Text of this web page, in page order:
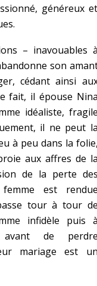
généreux et
– inavouables à
son
cédant ainsi
fait, il épouse Nina
idéaliste, fragile
il ne peut la
à peu dans la folie,
aux affres de la
de la perte des
est rendue
tour à tour de
infidèle puis à
avant de perdre
mariage est un